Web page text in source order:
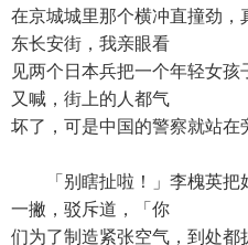
在京城城里那个横冲直撞劲
东长安街，我亲眼看
见两个日本兵把一个年轻女
又喊，街上的人都气
坏了，可是中国的警察就站
「别瞎扯啦！」李槐英把
一撇，驳斥道，「你
们为了制造紧张空气，到处